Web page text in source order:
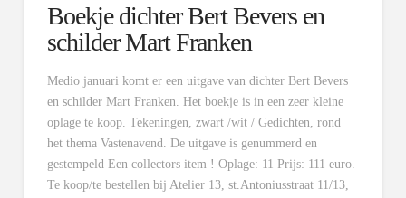
Boekje dichter Bert Bevers en
schilder Mart Franken
Medio januari komt er een uitgave van dichter Bert Bevers
en schilder Mart Franken. Het boekje is in een zeer kleine
oplage te koop. Tekeningen, zwart /wit / Gedichten, rond
het thema Vastenavend. De uitgave is genummerd en
gestempeld Een collectors item ! Oplage: 11 Prijs: 111 euro.
Te koop/te bestellen bij Atelier 13, st.Antoniusstraat 11/13,